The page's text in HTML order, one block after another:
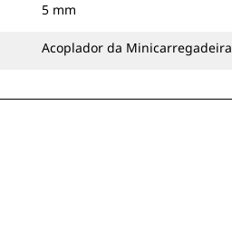
5 mm
Acoplador da Minicarregadeira